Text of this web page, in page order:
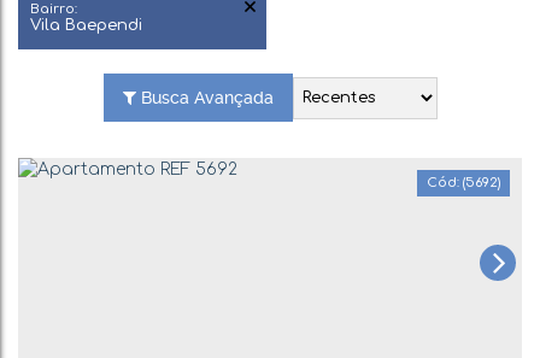
Bairro:
Vila Baependi
Busca Avançada
(5692)